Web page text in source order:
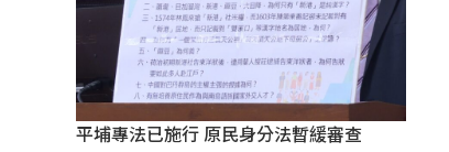
平埔專法已施行 原民身分法暫緩審查